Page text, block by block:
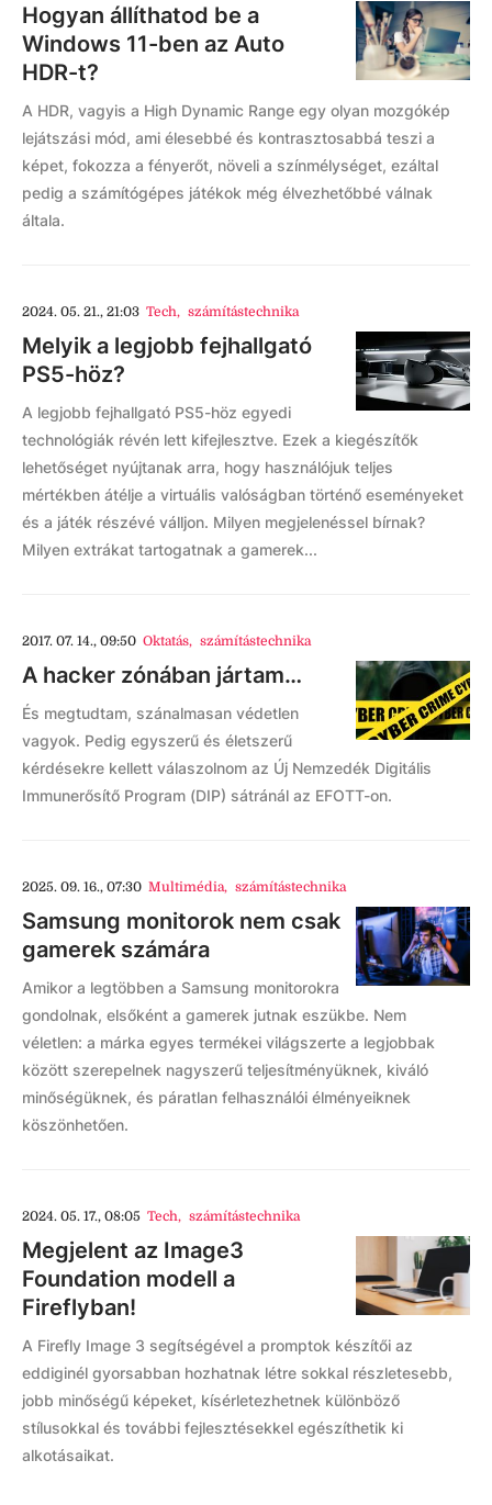
Hogyan állíthatod be a
Windows 11-ben az Auto
HDR-t?
A HDR, vagyis a High Dynamic Range egy olyan mozgókép
lejátszási mód, ami élesebbé és kontrasztosabbá teszi a
képet, fokozza a fényerőt, növeli a színmélységet, ezáltal
pedig a számítógépes játékok még élvezhetőbbé válnak
általa.
2024. 05. 21., 21:03 Tech, számítástechnika
Melyik a legjobb fejhallgató
PS5-höz?
A legjobb fejhallgató PS5-höz egyedi
technológiák révén lett kifejlesztve. Ezek a kiegészítők
lehetőséget nyújtanak arra, hogy használójuk teljes
mértékben átélje a virtuális valóságban történő eseményeket
és a játék részévé válljon. Milyen megjelenéssel bírnak?
Milyen extrákat tartogatnak a gamerek...
2017. 07. 14., 09:50 Oktatás, számítástechnika
A hacker zónában jártam…
És megtudtam, szánalmasan védetlen
vagyok. Pedig egyszerű és életszerű
kérdésekre kellett válaszolnom az Új Nemzedék Digitális
Immunerősítő Program (DIP) sátránál az EFOTT-on.
2025. 09. 16., 07:30 Multimédia, számítástechnika
Samsung monitorok nem csak
gamerek számára
Amikor a legtöbben a Samsung monitorokra
gondolnak, elsőként a gamerek jutnak eszükbe. Nem
véletlen: a márka egyes termékei világszerte a legjobbak
között szerepelnek nagyszerű teljesítményüknek, kiváló
minőségüknek, és páratlan felhasználói élményeiknek
köszönhetően.
2024. 05. 17., 08:05 Tech, számítástechnika
Megjelent az Image3
Foundation modell a
Fireflyban!
A Firefly Image 3 segítségével a promptok készítői az
eddiginél gyorsabban hozhatnak létre sokkal részletesebb,
jobb minőségű képeket, kísérletezhetnek különböző
stílusokkal és további fejlesztésekkel egészíthetik ki
alkotásaikat.